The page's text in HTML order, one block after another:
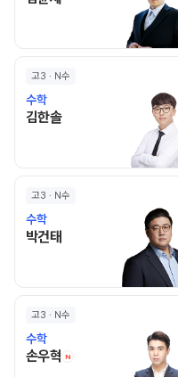
고3 · N수
수학
김한솔김한솔 선생님 홈 바
고3 · N수
수학
박건태박건태 선생님 홈 바
고3 · N수
수학
손우혁 N 손우혁 선생님 홈